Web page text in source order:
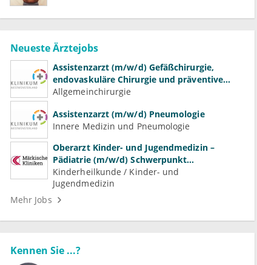
Neueste Ärztejobs
Assistenzarzt (m/w/d) Gefäßchirurgie,
endovaskuläre Chirurgie und präventive
Gefäßmedizin
Allgemeinchirurgie
Assistenzarzt (m/w/d) Pneumologie
Innere Medizin und Pneumologie
Oberarzt Kinder- und Jugendmedizin –
Pädiatrie (m/w/d) Schwerpunkt
Neonatologie
Kinderheilkunde / Kinder- und
Jugendmedizin
Mehr Jobs
Kennen Sie ...?